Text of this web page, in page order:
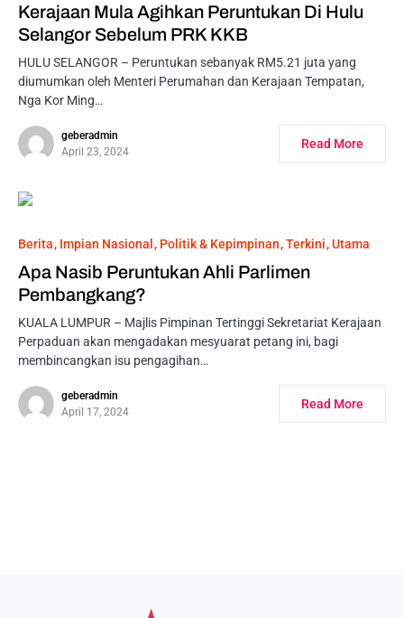
Kerajaan Mula Agihkan Peruntukan Di Hulu
Selangor Sebelum PRK KKB
HULU SELANGOR – Peruntukan sebanyak RM5.21 juta yang
diumumkan oleh Menteri Perumahan dan Kerajaan Tempatan,
Nga Kor Ming…
geberadmin
April 23, 2024
Read More
Berita Impian Nasional Politik & Kepimpinan Terkini Utama
Apa Nasib Peruntukan Ahli Parlimen
Pembangkang?
KUALA LUMPUR – Majlis Pimpinan Tertinggi Sekretariat Kerajaan
Perpaduan akan mengadakan mesyuarat petang ini, bagi
membincangkan isu pengagihan…
geberadmin
April 17, 2024
Read More